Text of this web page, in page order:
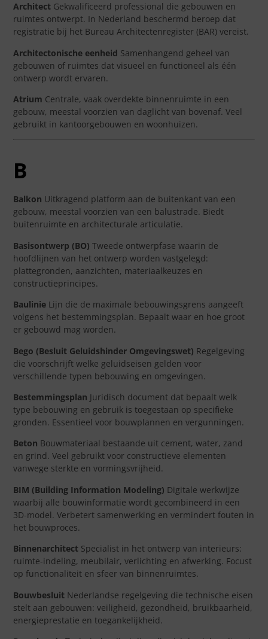
Architect Gekwalificeerd professional die gebouwen en
ruimtes ontwerpt. In Nederland beschermd beroep dat
registratie bij het Bureau Architectenregister (BAR) vereist.
Architectonische eenheid Samenhangend geheel van
gebouwen of ruimtes dat visueel en functioneel als één
ontwerp wordt ervaren.
Atrium Centrale, vaak overdekte binnenruimte in een
gebouw, meestal voorzien van daglicht van bovenaf. Veel
gebruikt in kantoorgebouwen en woonhuizen.
B
Balkon Uitkragend platform aan de buitenkant van een
gebouw, meestal voorzien van een balustrade. Biedt
buitenruimte en architecturale articulatie.
Basisontwerp (BO) Tweede ontwerpfase waarin de
hoofdlijnen van het ontwerp worden vastgelegd:
plattegronden, aanzichten, materiaalkeuzes en
constructieprincipes.
Baulinie Lijn die de maximale bebouwingsgrens aangeeft
volgens het bestemmingsplan. Bepaalt waar en hoe groot
er gebouwd mag worden.
Bego (Besluit Geluidshinder Omgevingswet) Regelgeving
die voorschrijft welke geluidseisen gelden voor
verschillende typen bebouwing en omgevingen.
Bestemmingsplan Juridisch document dat bepaalt welk
type bebouwing en gebruik is toegestaan op specifieke
gronden. Essentieel voor bouwplannen en vergunningen.
Beton Bouwmateriaal bestaande uit cement, water, zand
en grind. Veel gebruikt voor constructieve elementen
vanwege sterkte en vormingsvrijheid.
BIM (Building Information Modeling) Digitale werkwijze
waarbij alle bouwinformatie wordt gecombineerd in een
3D-model. Verbetert samenwerking en vermindert fouten in
het bouwproces.
Binnenarchitect Specialist in het ontwerp van interieurs:
ruimte-indeling, meubilair, verlichting en afwerking. Focust
op functionaliteit en sfeer van binnenruimtes.
Bouwbesluit Nederlandse regelgeving die technische eisen
stelt aan gebouwen: veiligheid, gezondheid, bruikbaarheid,
energieprestatie en toegankelijkheid.